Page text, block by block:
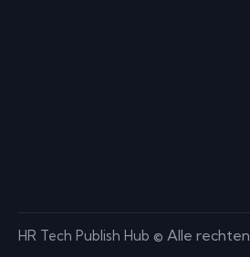
HR Tech Publish Hub © Alle